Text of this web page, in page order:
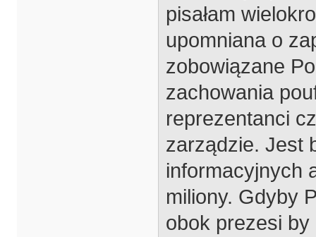
pisałam
upomniana o
zobowiązane
zachowania
reprezentanci
zarządzie. Jest
informacyjnych
miliony. Gdyby
obok prezesi